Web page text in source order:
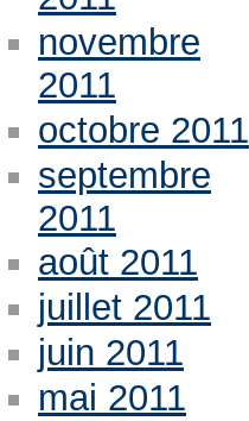
novembre
2011
octobre 2011
septembre
2011
août 2011
juillet 2011
juin 2011
mai 2011